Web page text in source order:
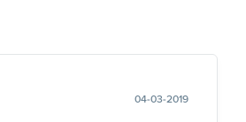
04-03-2019